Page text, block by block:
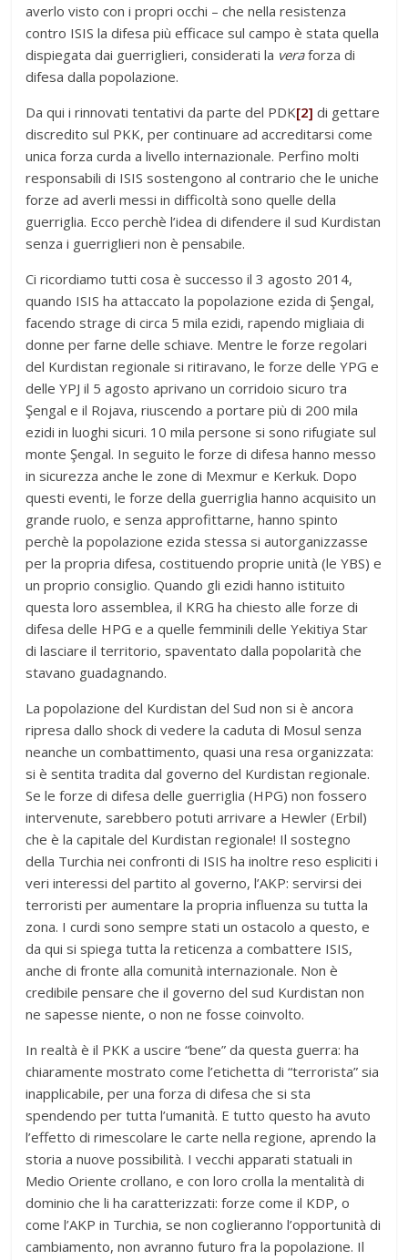
averlo visto con i propri occhi – che nella resistenza
contro ISIS la difesa più efficace sul campo è stata quella
dispiegata dai guerriglieri, considerati la veraforza di
difesa dalla popolazione.
Da qui i rinnovati tentativi da parte del PDK[2] di gettare
discredito sul PKK, per continuare ad accreditarsi come
unica forza curda a livello internazionale. Perfino molti
responsabili di ISIS sostengono al contrario che le uniche
forze ad averli messi in difficoltà sono quelle della
guerriglia. Ecco perchè l’idea di difendere il sud Kurdistan
senza i guerriglieri non è pensabile.
Ci ricordiamo tutti cosa è successo il 3 agosto 2014,
quando ISIS ha attaccato la popolazione ezida di Şengal,
facendo strage di circa 5 mila ezidi, rapendo migliaia di
donne per farne delle schiave. Mentre le forze regolari
del Kurdistan regionale si ritiravano, le forze delle YPG e
delle YPJ il 5 agosto aprivano un corridoio sicuro tra
Şengal e il Rojava, riuscendo a portare più di 200 mila
ezidi in luoghi sicuri. 10 mila persone si sono rifugiate sul
monte Şengal. In seguito le forze di difesa hanno messo
in sicurezza anche le zone di Mexmur e Kerkuk. Dopo
questi eventi, le forze della guerriglia hanno acquisito un
grande ruolo, e senza approfittarne, hanno spinto
perchè la popolazione ezida stessa si autorganizzasse
per la propria difesa, costituendo proprie unità (le YBS) e
un proprio consiglio. Quando gli ezidi hanno istituito
questa loro assemblea, il KRG ha chiesto alle forze di
difesa delle HPG e a quelle femminili delle Yekitiya Star
di lasciare il territorio, spaventato dalla popolarità che
stavano guadagnando.
La popolazione del Kurdistan del Sud non si è ancora
ripresa dallo shock di vedere la caduta di Mosul senza
neanche un combattimento, quasi una resa organizzata:
si è sentita tradita dal governo del Kurdistan regionale.
Se le forze di difesa delle guerriglia (HPG) non fossero
intervenute, sarebbero potuti arrivare a Hewler (Erbil)
che è la capitale del Kurdistan regionale! Il sostegno
della Turchia nei confronti di ISIS ha inoltre reso espliciti i
veri interessi del partito al governo, l’AKP: servirsi dei
terroristi per aumentare la propria influenza su tutta la
zona. I curdi sono sempre stati un ostacolo a questo, e
da qui si spiega tutta la reticenza a combattere ISIS,
anche di fronte alla comunità internazionale. Non è
credibile pensare che il governo del sud Kurdistan non
ne sapesse niente, o non ne fosse coinvolto.
In realtà è il PKK a uscire “bene” da questa guerra: ha
chiaramente mostrato come l’etichetta di “terrorista” sia
inapplicabile, per una forza di difesa che si sta
spendendo per tutta l’umanità. E tutto questo ha avuto
l’effetto di rimescolare le carte nella regione, aprendo la
storia a nuove possibilità. I vecchi apparati statuali in
Medio Oriente crollano, e con loro crolla la mentalità di
dominio che li ha caratterizzati: forze come il KDP, o
come l’AKP in Turchia, se non coglieranno l’opportunità di
cambiamento, non avranno futuro fra la popolazione. Il